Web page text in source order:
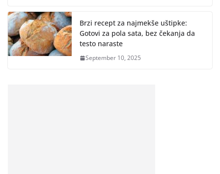
Brzi recept za najmekše uštipke:
Gotovi za pola sata, bez čekanja da
testo naraste
September 10, 2025